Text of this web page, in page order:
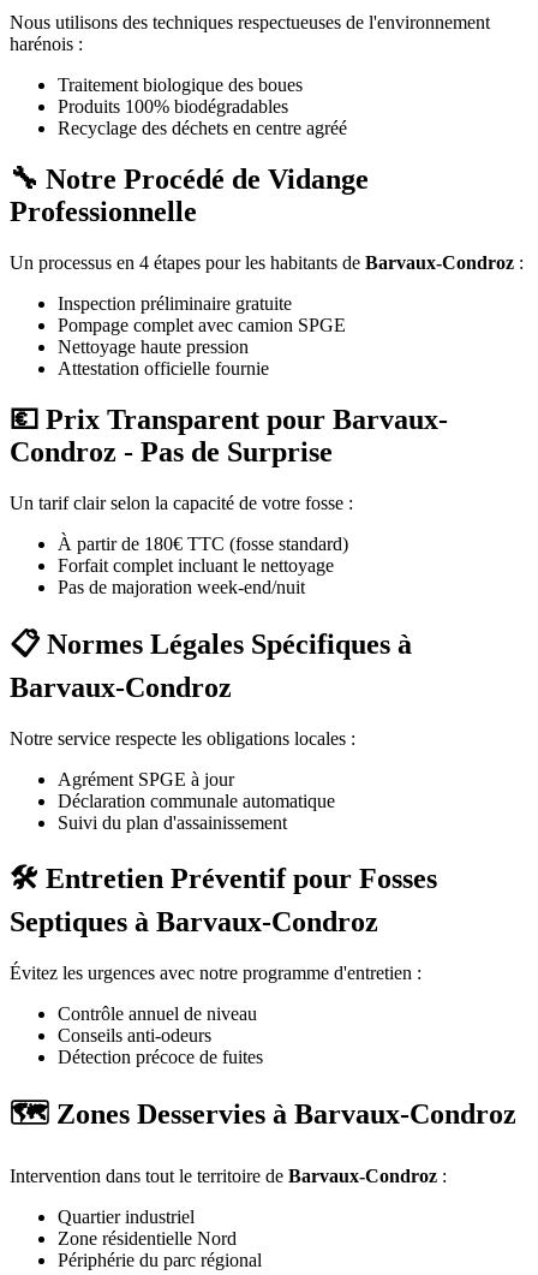
Nous utilisons des techniques respectueuses de l'environnement
harénois :
Traitement biologique des boues
Produits 100% biodégradables
Recyclage des déchets en centre agréé
🔧 Notre Procédé de Vidange
Professionnelle
Un processus en 4 étapes pour les habitants de Barvaux-Condroz :
Inspection préliminaire gratuite
Pompage complet avec camion SPGE
Nettoyage haute pression
Attestation officielle fournie
💶 Prix Transparent pour Barvaux-
Condroz - Pas de Surprise
Un tarif clair selon la capacité de votre fosse :
À partir de 180€ TTC (fosse standard)
Forfait complet incluant le nettoyage
Pas de majoration week-end/nuit
📋 Normes Légales Spécifiques à
Barvaux-Condroz
Notre service respecte les obligations locales :
Agrément SPGE à jour
Déclaration communale automatique
Suivi du plan d'assainissement
🛠️ Entretien Préventif pour Fosses
Septiques à Barvaux-Condroz
Évitez les urgences avec notre programme d'entretien :
Contrôle annuel de niveau
Conseils anti-odeurs
Détection précoce de fuites
🗺️ Zones Desservies à Barvaux-Condroz
Intervention dans tout le territoire de Barvaux-Condroz :
Quartier industriel
Zone résidentielle Nord
Périphérie du parc régional